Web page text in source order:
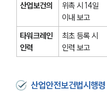
산업보건의
위촉 시 14일
이내 보고
타워크레인
인력
최초 등록 시
인력 보고
산업안전보건법시행